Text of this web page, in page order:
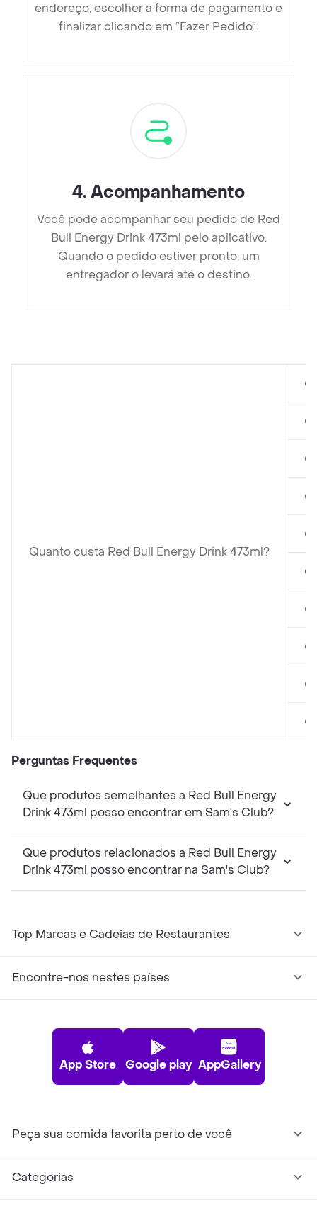
endereço, escolher a forma de pagamento e
finalizar clicando em ”Fazer Pedido”.
4.Acompanhamento
Você pode acompanhar seu pedido de Red
Bull Energy Drink 473ml pelo aplicativo.
Quando o pedido estiver pronto, um
entregador o levará até o destino.
Quanto custa Red Bull Energy Drink 473ml?
Perguntas Frequentes
Que produtos semelhantes a Red Bull Energy
Drink 473ml posso encontrar em Sam's Club?
Que produtos relacionados a Red Bull Energy
Drink 473ml posso encontrar na Sam's Club?
Top Marcas e Cadeias de Restaurantes
Encontre-nos nestes países
App Store Google play AppGallery
Peça sua comida favorita perto de você
Categorias